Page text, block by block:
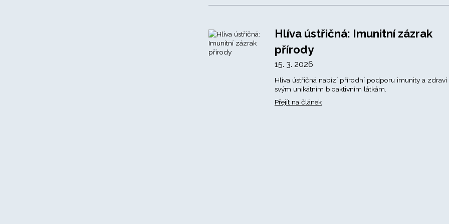
Hlíva ústřičná: Imunitní zázrak
přírody
15. 3. 2026
Hlíva ústřičná nabízí přírodní podporu imunity a zdraví
svým unikátním bioaktivním látkám.
Přejít na článek